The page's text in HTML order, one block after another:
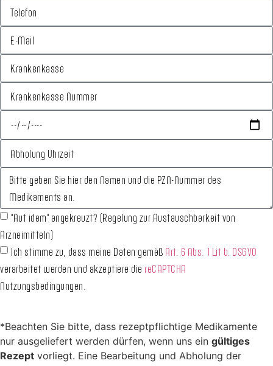
"Aut idem" angekreuzt? (Regelung zur Austauschbarkeit von
Arzneimitteln)
Ich stimme zu, dass meine Daten gemäß Art. 6 Abs. 1 Lit b. DSGVO
verarbeitet werden und akzeptiere die reCAPTCHA
Nutzungsbedingungen.
*Beachten Sie bitte, dass rezeptpflichtige Medikamente
nur ausgeliefert werden dürfen, wenn uns ein gültiges
Rezept vorliegt. Eine Bearbeitung und Abholung der